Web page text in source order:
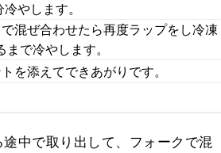
やします。
混ぜ合わせたら再度ラップをし冷凍
で冷やします。
を添えてできあがりです。
中で取り出して、フォークで混